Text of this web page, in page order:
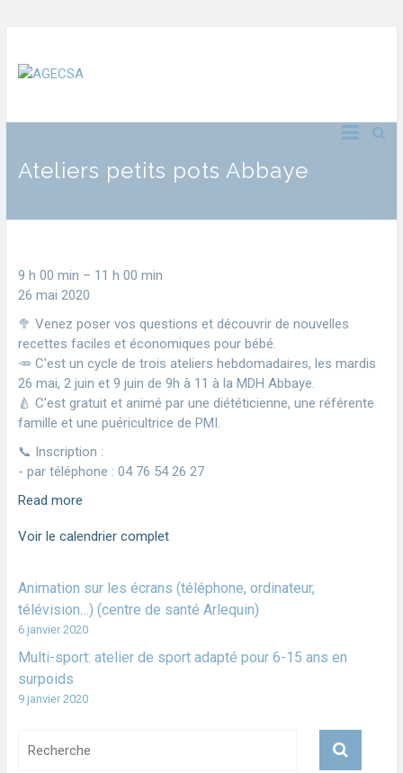
Ateliers petits pots Abbaye
9 h 00 min – 11 h 00 min
26 mai 2020
🥦 Venez poser vos questions et découvrir de nouvelles
recettes faciles et économiques pour bébé.
🥕 C'est un cycle de trois ateliers hebdomadaires, les mardis
26 mai, 2 juin et 9 juin de 9h à 11 à la MDH Abbaye.
🍐 C'est gratuit et animé par une diététicienne, une référente
famille et une puéricultrice de PMI.
📞 Inscription :
- par téléphone : 04 76 54 26 27
Read more
Voir le calendrier complet
Animation sur les écrans (téléphone, ordinateur,
télévision…) (centre de santé Arlequin)
6 janvier 2020
Multi-sport: atelier de sport adapté pour 6-15 ans en
surpoids
9 janvier 2020